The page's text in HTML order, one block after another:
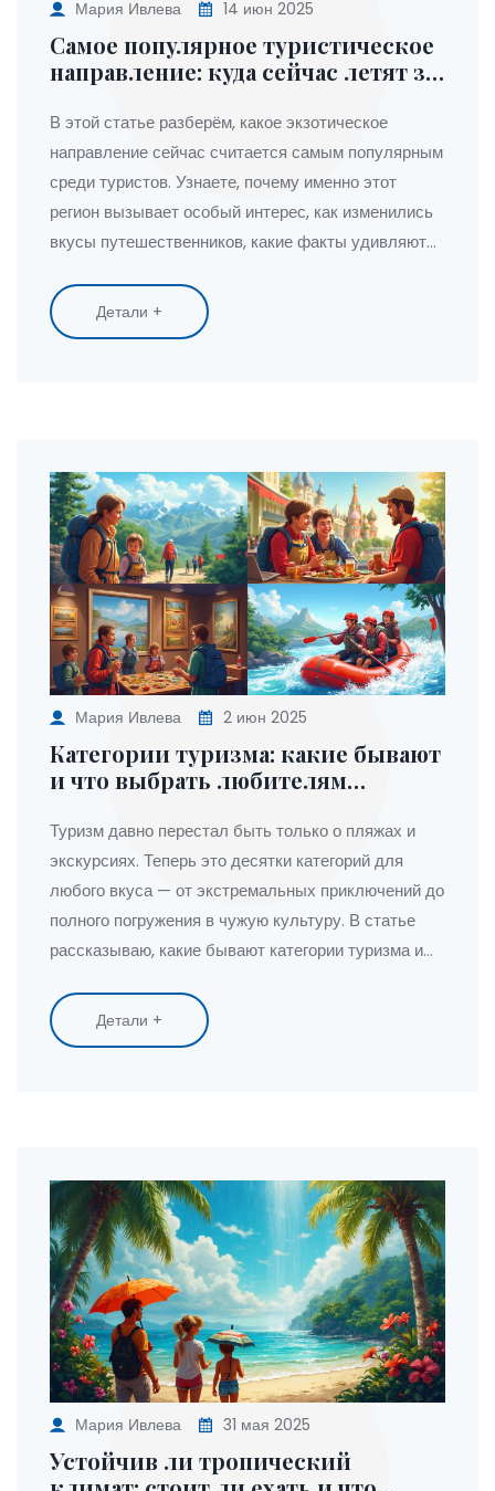
Мария Ивлева 14 июн 2025
Самое популярное туристическое
направление: куда сейчас летят за
В этой статье разберём, какое экзотическое
направление сейчас считается самым популярным
среди туристов. Узнаете, почему именно этот
регион вызывает особый интерес, как изменились
вкусы путешественников, какие факты удивляют
поездкой. Поделюсь советами, которые помогут
получить максимум впечатлений и не попасться на
Детали +
Мария Ивлева 2 июн 2025
Категории туризма: какие бывают
и что выбрать любителям
Туризм давно перестал быть только о пляжах и
экскурсиях. Теперь это десятки категорий для
любого вкуса — от экстремальных приключений до
полного погружения в чужую культуру. В статье
рассказываю, какие бывают категории туризма и
стоит учитывать перед выбором экзотического
направления. Коротко, просто и по делу —
Детали +
Мария Ивлева 31 мая 2025
Устойчив ли тропический